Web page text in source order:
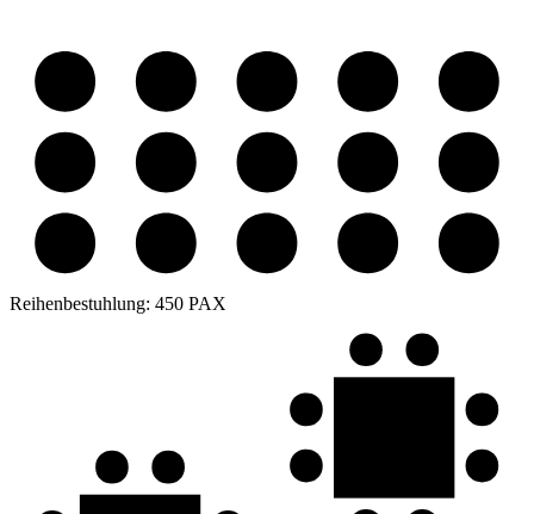
Reihenbestuhlung: 450 PAX